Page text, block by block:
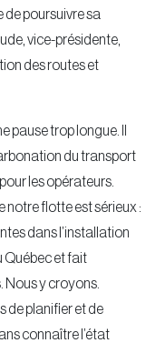
de poursuivre sa
vice-présidente,
des routes et
trop longue. Il
du transport
les opérateurs.
flotte est sérieux :
dans l’installation
Québec et fait
Nous y croyons.
de planifier et de
connaître l’état